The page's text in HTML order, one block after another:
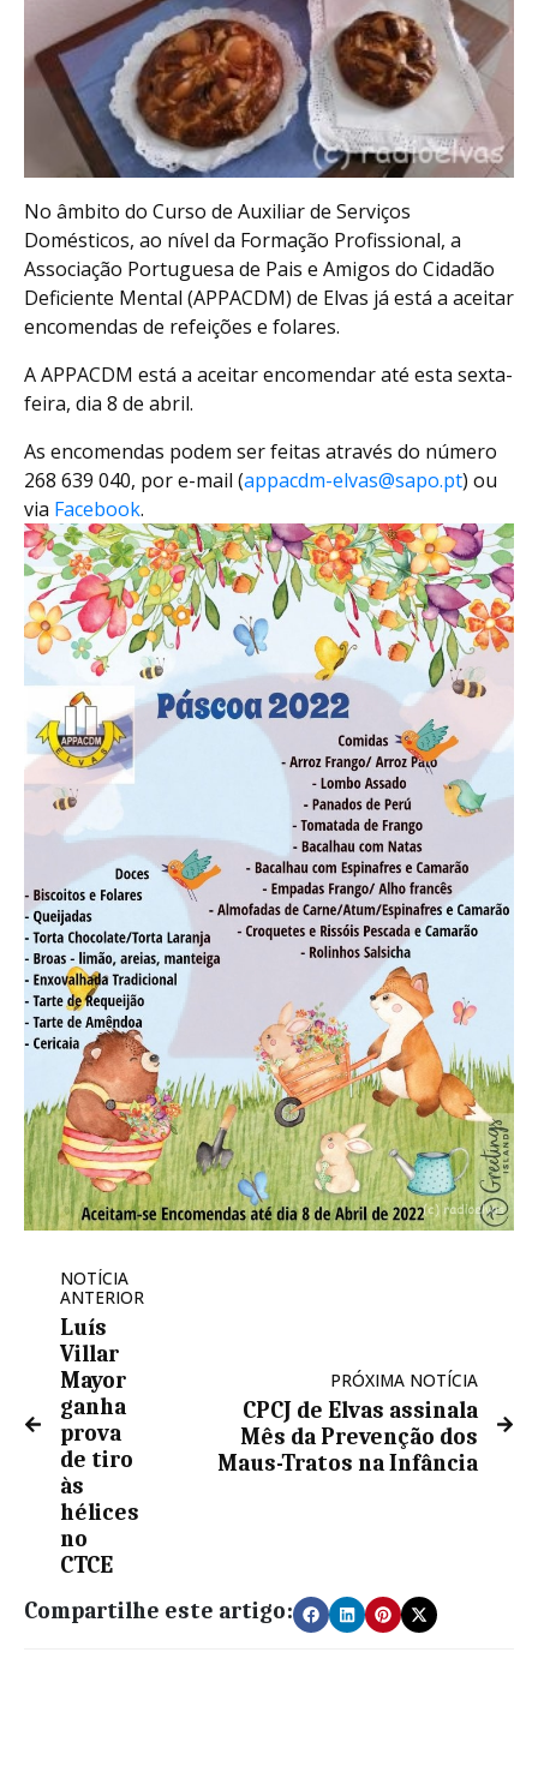
No âmbito do Curso de Auxiliar de Serviços
Domésticos, ao nível da Formação Profissional, a
Associação Portuguesa de Pais e Amigos do Cidadão
Deficiente Mental (APPACDM) de Elvas já está a aceitar
encomendas de refeições e folares.
A APPACDM está a aceitar encomendar até esta sexta-
feira, dia 8 de abril.
As encomendas podem ser feitas através do número
268 639 040, por e-mail (appacdm-elvas@sapo.pt) ou
via Facebook.
NOTÍCIA
ANTERIOR
Luís
Villar
Mayor
ganha
prova
de tiro
às
hélices
no
CTCE
PRÓXIMA NOTÍCIA
CPCJ de Elvas assinala
Mês da Prevenção dos
Maus-Tratos na Infância
Compartilhe este artigo: